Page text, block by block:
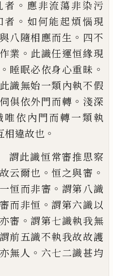
者 。 應非流蕩非染污
者 。 如何能起煩惱現
八隨相應而生 。 四不
業 。 此識任運恒緣現
。 睡眠必依身心重昧 。
此識無始一類內執不假
俱依外門而轉 。 淺深
唯依內門而轉一類執
相違故也 。
謂此識恒常審推思察
故云爾也 。 恒之與審 。
一恒而非審 。 謂第八識
而非恒 。謂第六識以
審 。謂第七識執我無
謂前五識不執我故故護
無人 。 六七二識甚均